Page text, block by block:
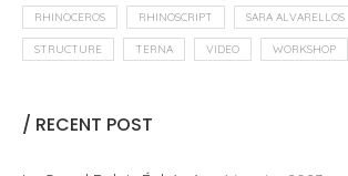
RHINOCEROS RHINOSCRIPT SARA ALVARELLOS
STRUCTURE TERNA VIDEO WORKSHOP
/ RECENT POST